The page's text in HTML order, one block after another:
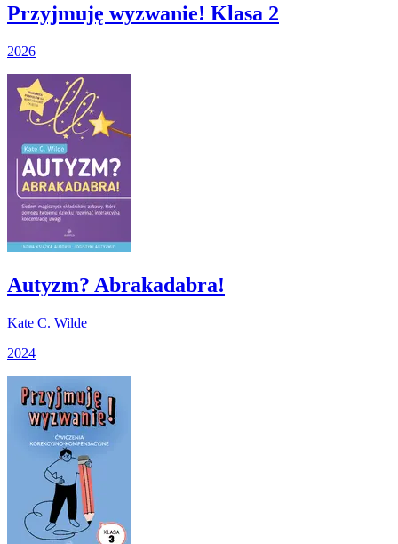
Przyjmuję wyzwanie! Klasa 2
2026
Autyzm? Abrakadabra!
Kate C. Wilde
2024